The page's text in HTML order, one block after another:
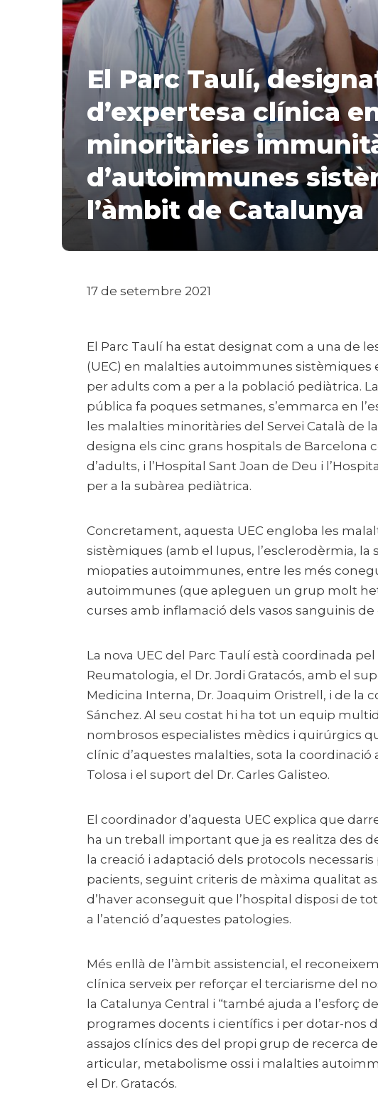
El Parc Taulí,
d’expertesa clínica
minoritàries
d’autoimmunes
l’àmbit de Catalunya
17 de setembre 2021
El Parc Taulí ha estat designat com a una de
(UEC) en malalties autoimmunes sistèmiques
per adults com a per a la població pediàtrica.
pública fa poques setmanes, s’emmarca en
les malalties minoritàries del Servei Català de
designa els cinc grans hospitals de Barcelona
d’adults, i l’Hospital Sant Joan de Deu i
per a la subàrea pediàtrica.
Concretament, aquesta UEC engloba les
sistèmiques (amb el lupus, l’esclerodèrmia, la
miopaties autoimmunes, entre les més
autoimmunes (que apleguen un grup molt
curses amb inflamació dels vasos sanguinis
La nova UEC del Parc Taulí està coordinada
Reumatologia, el Dr. Jordi Gratacós, amb el
Medicina Interna, Dr. Joaquim Oristrell, i de la
Sánchez. Al seu costat hi ha tot un equip
nombrosos especialistes mèdics i quirúrgics
clínic d’aquestes malalties, sota la coordinació
Tolosa i el suport del Dr. Carles Galisteo.
El coordinador d’aquesta UEC explica que
ha un treball important que ja es realitza des
la creació i adaptació dels protocols
pacients, seguint criteris de màxima qualitat
d’haver aconseguit que l’hospital disposi de
a l’atenció d’aquestes patologies.
Més enllà de l’àmbit assistencial, el
clínica serveix per reforçar el terciarisme del
la Catalunya Central i “també ajuda a l’esforç
programes docents i científics i per dotar-nos
assajos clínics des del propi grup de recerca
articular, metabolisme ossi i malalties
el Dr. Gratacós.